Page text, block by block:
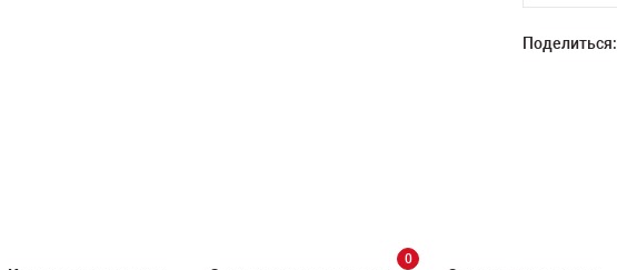
Поделиться:
0